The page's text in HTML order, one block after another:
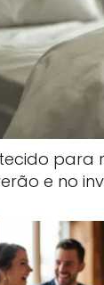
para
e no